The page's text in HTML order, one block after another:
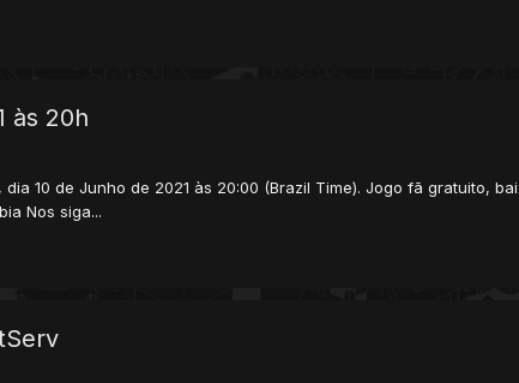
às 20h
10 de Junho de 2021 às 20:00 (Brazil Time). Jogo fã gratuito,
Nos siga...